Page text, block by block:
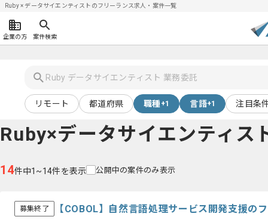
Ruby × データサイエンティストのフリーランス求人・案件一覧
企業の方 案件検索
リモート 都道府県 職種 +1 言語+1 注目条
Ruby×データサイエンティス
14件中1~14件を表示 公開中の案件のみ表示
募集終了 【COBOL】自然言語処理サービス開発支援の